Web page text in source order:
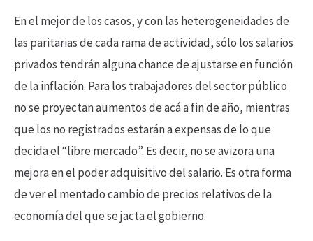
En el mejor de los casos, y con las heterogeneidades de
las paritarias de cada rama de actividad, sólo los salarios
privados tendrán alguna chance de ajustarse en función
de la inflación. Para los trabajadores del sector público
no se proyectan aumentos de acá a fin de año, mientras
que los no registrados estarán a expensas de lo que
decida el “libre mercado”. Es decir, no se avizora una
mejora en el poder adquisitivo del salario. Es otra forma
de ver el mentado cambio de precios relativos de la
economía del que se jacta el gobierno.